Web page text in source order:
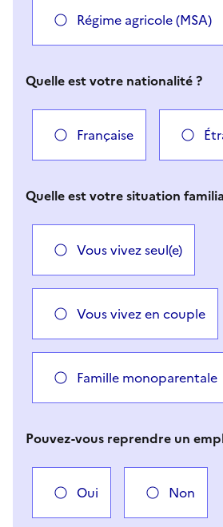
Régime agricole (MSA)
Quelle est votre nationalité ?
Française
Quelle est votre situation
Vous vivez seul(e)
Vous vivez en couple
Famille monoparentale
Pouvez-vous reprendre un
Oui Non